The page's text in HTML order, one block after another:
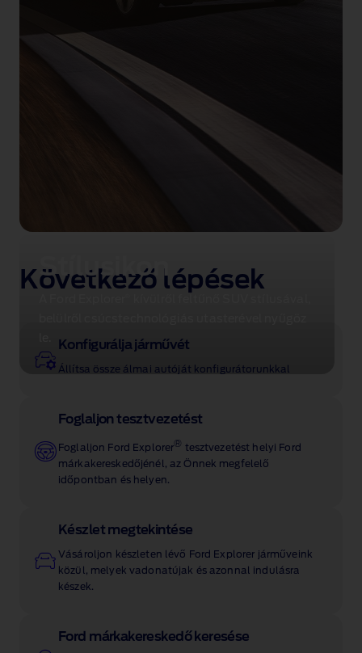
Stílusikon
Következő lépések
Konfigurálja járművét
Állítsa össze álmai autóját konfigurátorunkkal
Foglaljon tesztvezetést
Foglaljon Ford Explorer ® tesztvezetést helyi Ford
márkakereskedőjénél, az Önnek megfelelő
időpontban és helyen.
Készlet megtekintése
Vásároljon készleten lévő Ford Explorer járműveink
közül, melyek vadonatújak és azonnal indulásra
készek.
Ford márkakereskedő keresése